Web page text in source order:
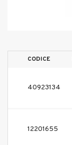
CODICE
40923134
12201655